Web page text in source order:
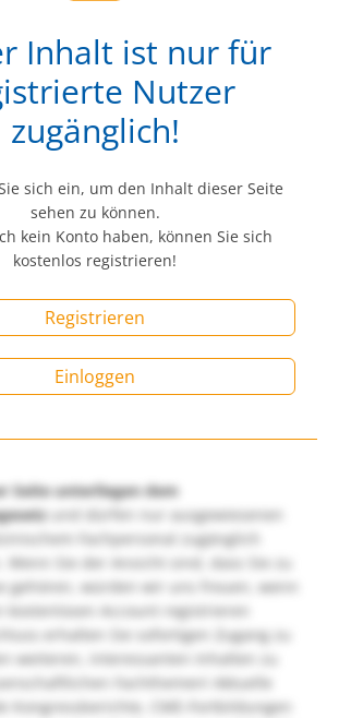
Inhalt ist nur für
Nutzer
zugänglich!
sich ein, um den Inhalt dieser Seite
sehen zu können.
kein Konto haben, können Sie sich
kostenlos registrieren!
Registrieren
Einloggen
Seite unterliegen dem
und dürfen nur ausgewiesenen
Fachpersonal zugänglich
Sie der Ansicht sind, dass Sie zu
gehören, würden wir uns freuen, wenn
kostenlosen Account registrieren
erhalten Sie sofortigen Zugang zu
weiteren, interessanten Inhalten zu
Fachthemen! Aktuelle
Kongressberichte, CME-Fortbildungen